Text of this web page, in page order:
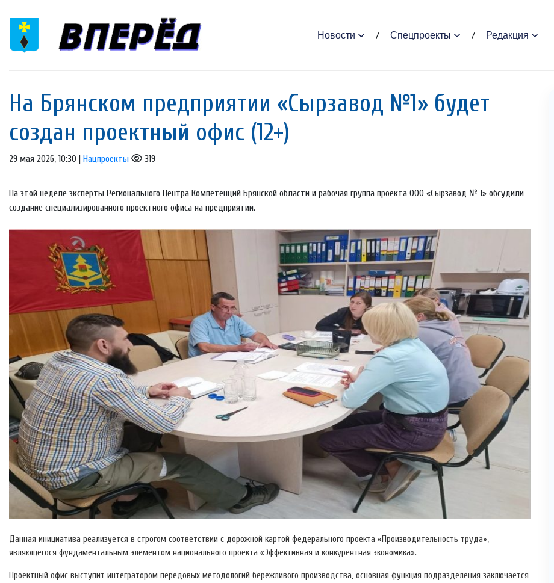
Новости Спецпроекты Редакция
На Брянском предприятии «Сырзавод №1» будет
создан проектный офис (12+)
29 мая 2026, 10:30 | Нацпроекты 319
На этой неделе эксперты Регионального Центра Компетенций Брянской области и рабочая группа проекта ООО «Сырзавод № 1» обсудили
создание специализированного проектного офиса на предприятии.
Данная инициатива реализуется в строгом соответствии с дорожной картой федерального проекта «Производительность труда»,
являющегося фундаментальным элементом национального проекта «Эффективная и конкурентная экономика».
Проектный офис выступит интегратором передовых методологий бережливого производства, основная функция подразделения заключается